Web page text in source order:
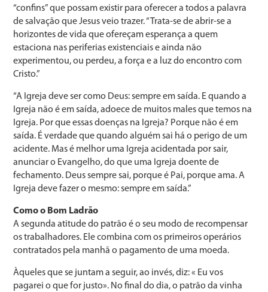
“confins” que possam existir para oferecer a todos a palavra
de salvação que Jesus veio trazer. “Trata-se de abrir-se a
horizontes de vida que ofereçam esperança a quem
estaciona nas periferias existenciais e ainda não
experimentou, ou perdeu, a força e a luz do encontro com
Cristo.”
“A Igreja deve ser como Deus: sempre em saída. E quando a
Igreja não é em saída, adoece de muitos males que temos na
Igreja. Por que essas doenças na Igreja? Porque não é em
saída. É verdade que quando alguém sai há o perigo de um
acidente. Mas é melhor uma Igreja acidentada por sair,
anunciar o Evangelho, do que uma Igreja doente de
fechamento. Deus sempre sai, porque é Pai, porque ama. A
Igreja deve fazer o mesmo: sempre em saída.”
Como o Bom Ladrão
A segunda atitude do patrão é o seu modo de recompensar
os trabalhadores. Ele combina com os primeiros operários
contratados pela manhã o pagamento de uma moeda.
Àqueles que se juntam a seguir, ao invés, diz: « Eu vos
pagarei o que for justo». No final do dia, o patrão da vinha